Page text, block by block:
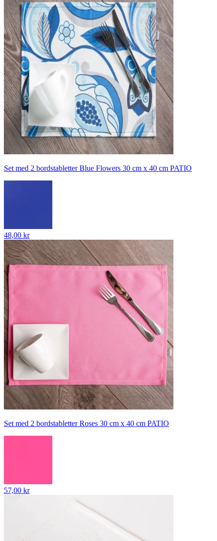
Set med 2 bordstabletter Blue Flowers 30 cm x 40 cm PATIO
48,00 kr
Set med 2 bordstabletter Roses 30 cm x 40 cm PATIO
57,00 kr